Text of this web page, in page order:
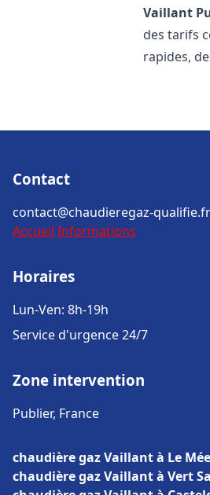
Vaillant
des tarifs
rapides,
Contact
contact@chaudieregaz-qualifie.fr
Accueil Informations
Horaires
Lun-Ven: 8h-19h
Service d'urgence 24/7
Zone intervention
Publier, France
chaudière gaz Vaillant à Le
chaudière gaz Vaillant à Vert